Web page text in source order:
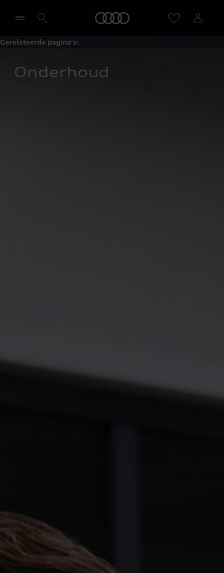
Gerelateerde pagina's:
Onderhoud